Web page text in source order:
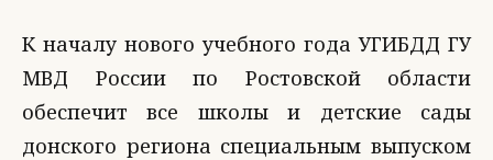
К началу нового учебного года УГИБДД ГУ
МВД России по Ростовской области
обеспечит все школы и детские сады
донского региона специальным выпуском